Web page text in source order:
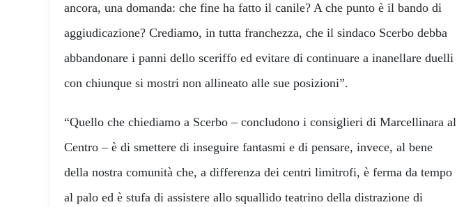
ancora, una domanda: che fine ha fatto il canile? A che punto è il bando di
aggiudicazione? Crediamo, in tutta franchezza, che il sindaco Scerbo debba
abbandonare i panni dello sceriffo ed evitare di continuare a inanellare duelli
con chiunque si mostri non allineato alle sue posizioni”.
“Quello che chiediamo a Scerbo – concludono i consiglieri di Marcellinara al
Centro – è di smettere di inseguire fantasmi e di pensare, invece, al bene
della nostra comunità che, a differenza dei centri limitrofi, è ferma da tempo
al palo ed è stufa di assistere allo squallido teatrino della distrazione di